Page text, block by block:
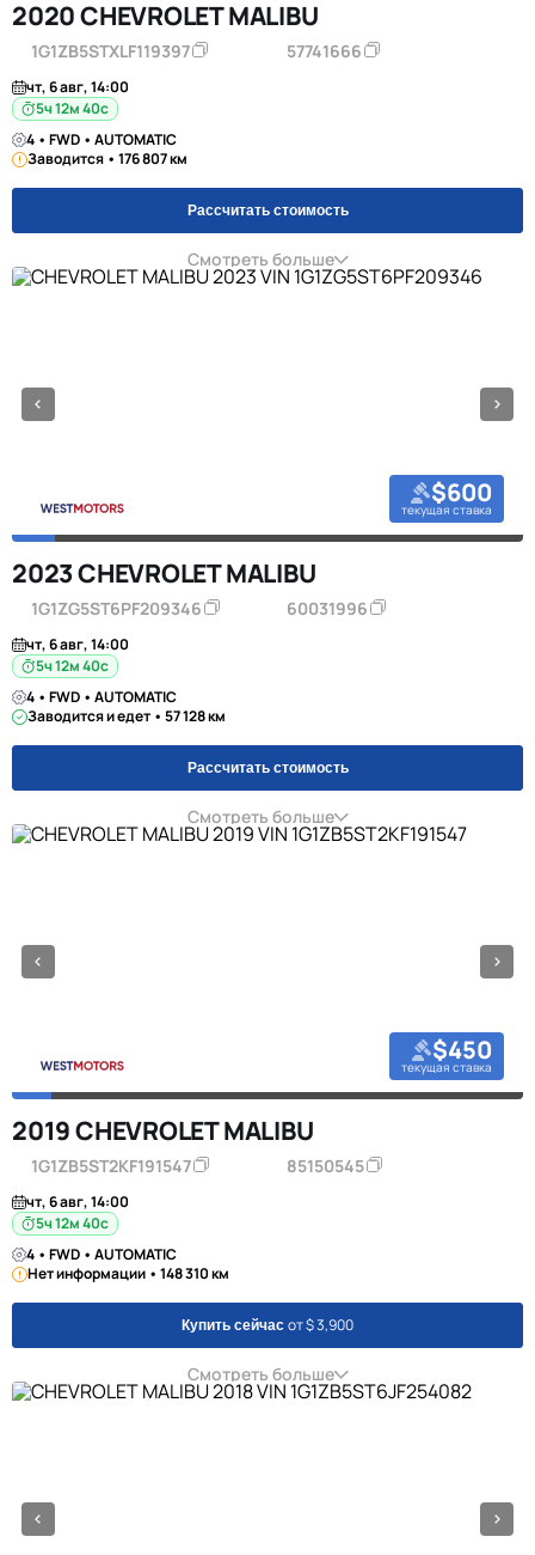
2020 CHEVROLET MALIBU
1G1ZB5STXLF119397 57741666
чт, 6 авг, 14:00
5ч 12м 39с
4 • FWD • AUTOMATIC
Заводится • 176 807 км
Рассчитать стоимость
Смотреть больше
$600
текущая ставка
2023 CHEVROLET MALIBU
1G1ZG5ST6PF209346 60031996
чт, 6 авг, 14:00
5ч 12м 39с
4 • FWD • AUTOMATIC
Заводится и едет • 57 128 км
Рассчитать стоимость
Смотреть больше
$450
текущая ставка
2019 CHEVROLET MALIBU
1G1ZB5ST2KF191547 85150545
чт, 6 авг, 14:00
5ч 12м 39с
4 • FWD • AUTOMATIC
Нет информации • 148 310 км
Купить сейчас от $ 3,900
Смотреть больше